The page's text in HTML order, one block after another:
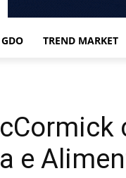
TREND MARKET
e